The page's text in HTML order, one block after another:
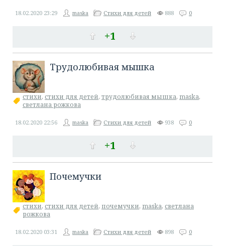
+1
18.02.2020 23:29 maska Стихи для детей 888 0
Трудолюбивая мышка
стихи, стихи для детей, трудолюбивая мышка, maska,
светлана рожкова
+1
18.02.2020 22:56 maska Стихи для детей 938 0
Почемучки
стихи, стихи для детей, почемучки, maska, светлана
рожкова
18.02.2020 03:31 maska Стихи для детей 898 0